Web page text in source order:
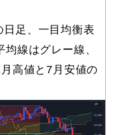
足、一目均衡表
線はグレー線、
高値と7月安値の